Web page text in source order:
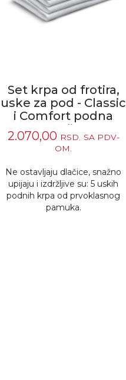
Set krpa od frotira,
uske za pod - Classic
i Comfort podna
papuča ...
2.070,00 RSD.
SA PDV-
OM.
Ne ostavljaju dlačice, snažno
upijaju i izdržljive su: 5 uskih
podnih krpa od prvoklasnog
pamuka.